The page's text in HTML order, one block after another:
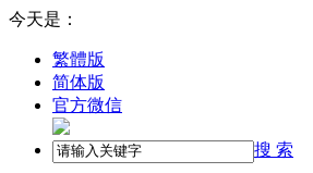
今天是：
繁體版
简体版
官方微信
搜 索